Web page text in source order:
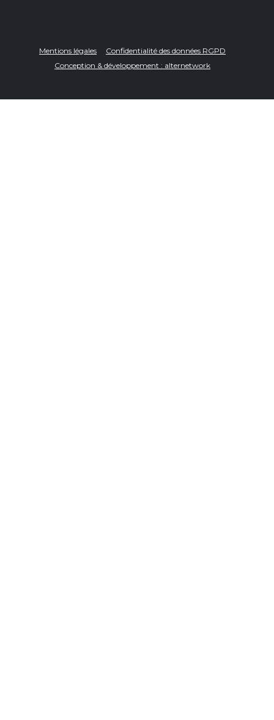
Mentions légales
Confidentialité des données RGPD
Conception & développement : alternetwork